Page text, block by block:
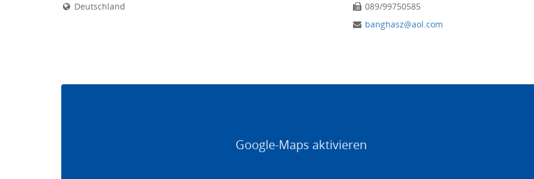
Deutschland
089/99750585
banghasz@aol.com
Google-Maps aktivieren